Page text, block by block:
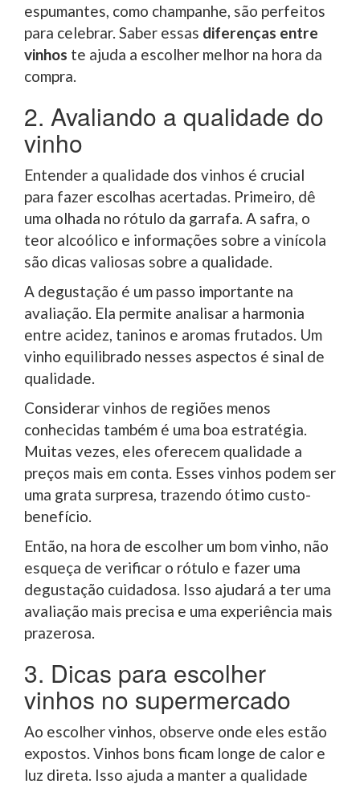
espumantes, como champanhe, são perfeitos
para celebrar. Saber essas diferenças entre
vinhos te ajuda a escolher melhor na hora da
compra.
2. Avaliando a qualidade do
vinho
Entender a qualidade dos vinhos é crucial
para fazer escolhas acertadas. Primeiro, dê
uma olhada no rótulo da garrafa. A safra, o
teor alcoólico e informações sobre a vinícola
são dicas valiosas sobre a qualidade.
A degustação é um passo importante na
avaliação. Ela permite analisar a harmonia
entre acidez, taninos e aromas frutados. Um
vinho equilibrado nesses aspectos é sinal de
qualidade.
Considerar vinhos de regiões menos
conhecidas também é uma boa estratégia.
Muitas vezes, eles oferecem qualidade a
preços mais em conta. Esses vinhos podem ser
uma grata surpresa, trazendo ótimo custo-
benefício.
Então, na hora de escolher um bom vinho, não
esqueça de verificar o rótulo e fazer uma
degustação cuidadosa. Isso ajudará a ter uma
avaliação mais precisa e uma experiência mais
prazerosa.
3. Dicas para escolher
vinhos no supermercado
Ao escolher vinhos, observe onde eles estão
expostos. Vinhos bons ficam longe de calor e
luz direta. Isso ajuda a manter a qualidade